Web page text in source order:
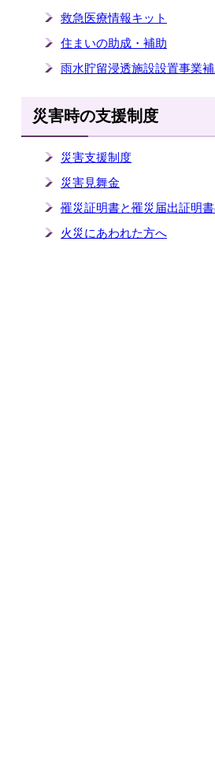
救急医療情報キット
住まいの助成・補助
雨水貯留浸透施設設置事業
災害時の支援制度
災害支援制度
災害見舞金
罹災証明書と罹災届出証明
火災にあわれた方へ